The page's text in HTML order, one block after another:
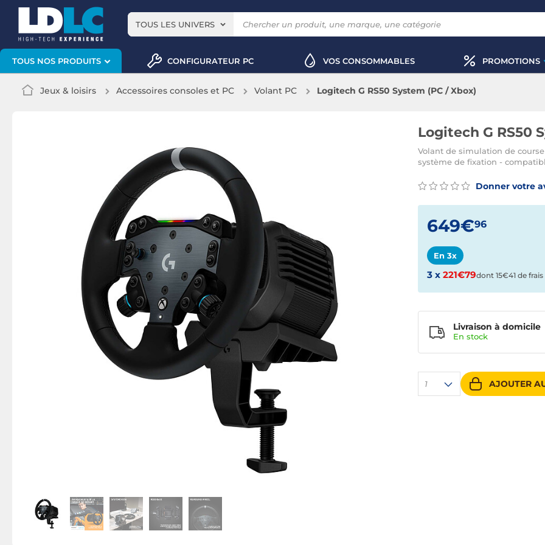
TOUS LES UNIVERS
TOUS NOS PRODUITS CONFIGURATEUR PC VOS CONSOMMABLES PROMOTIONS
Jeux & loisirs Accessoires consoles et PC Volant PC Logitech G RS50 System (PC / Xbox)
Logitech G RS50
Volant de simulation de
système de fixation -
Donner votre
649€96
En 3x
3 x 221€79dont 15€41 de frais
1 AJOUTER
Livraison à domicile
En stock